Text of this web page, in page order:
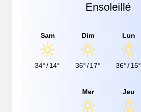
Ensoleillé
Sam
34°/14°
Dim
36°/17°
Lun
36°/16°
Mer Jeu